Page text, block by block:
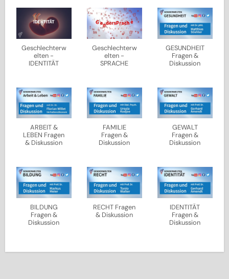
Geschlechterw
elten -
IDENTITÄT
Geschlechterw
elten -
SPRACHE
GESUNDHEIT
Fragen &
Diskussion
ARBEIT &
LEBEN Fragen
& Diskussion
FAMILIE
Fragen &
Diskussion
GEWALT
Fragen &
Diskussion
BILDUNG
Fragen &
Diskussion
RECHT Fragen
& Diskussion
IDENTITÄT
Fragen &
Diskussion